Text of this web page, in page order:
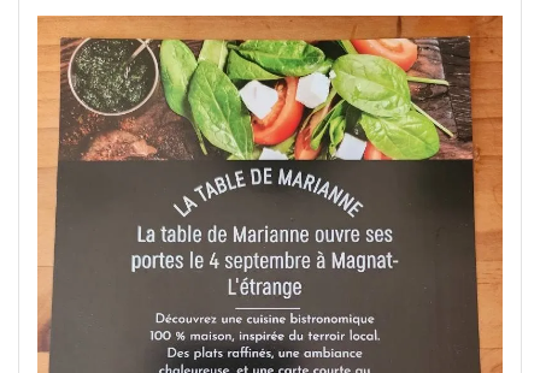
un
Délice
Culinaire
:
Restaurant
Ouvert
Dimanche
Midi